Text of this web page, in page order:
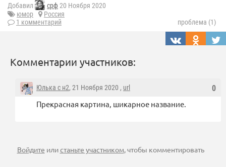
Добавил срф 20 Ноября 2020
юмор
Россия
1 комментарий
проблема (1)
Комментарии участников:
0
Юлька с н2, 21 Ноября 2020 , url
Прекрасная картина, шикарное название.
Войдите илистаньте участником, чтобы комментировать